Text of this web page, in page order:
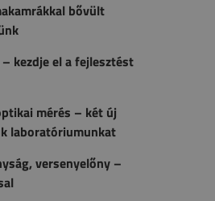
bővült
kezdje el a fejlesztést
mérés – két új
laboratóriumunkat
versenyelőny –